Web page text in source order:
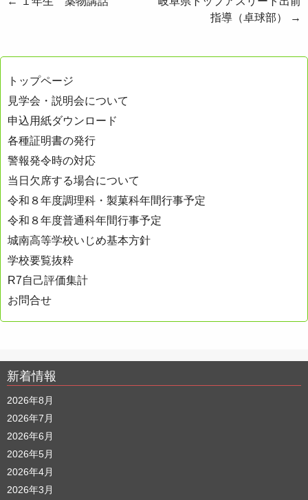
ゲ
ー
シ
ョ
ン
指導（卓球部）
→
トップページ
見学会・説明会について
申込用紙ダウンロード
各種証明書の発行
警報発令時の対応
当日欠席する場合について
令和８年度調理科・製菓科年間行事予定
令和８年度普通科年間行事予定
城南高等学校いじめ基本方針
学校要覧抜粋
R7自己評価集計
お問合せ
新着情報
2026年8月
2026年7月
2026年6月
2026年5月
2026年4月
2026年3月